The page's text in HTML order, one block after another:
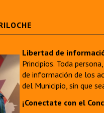
Libertad de
Principios. Toda
de información de los
del Municipio, sin que
¡Conectate con el